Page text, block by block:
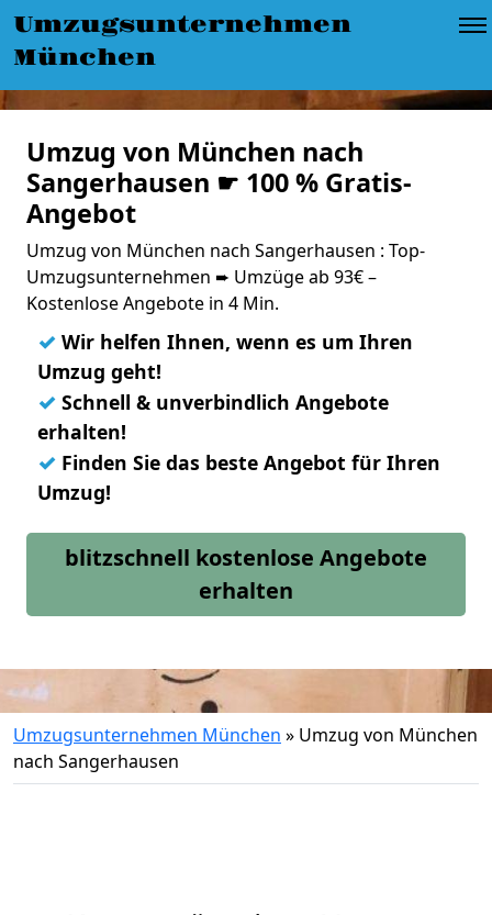
Umzugsunternehmen
München
Umzug von München nach
Sangerhausen ☛ 100 % Gratis-
Angebot
Umzug von München nach Sangerhausen : Top-
Umzugsunternehmen ➨ Umzüge ab 93€ –
Kostenlose Angebote in 4 Min.
✓ Wir helfen Ihnen, wenn es um Ihren
Umzug geht!
✓ Schnell & unverbindlich Angebote
erhalten!
✓ Finden Sie das beste Angebot für Ihren
Umzug!
blitzschnell kostenlose Angebote
erhalten
Umzugsunternehmen München » Umzug von München
nach Sangerhausen